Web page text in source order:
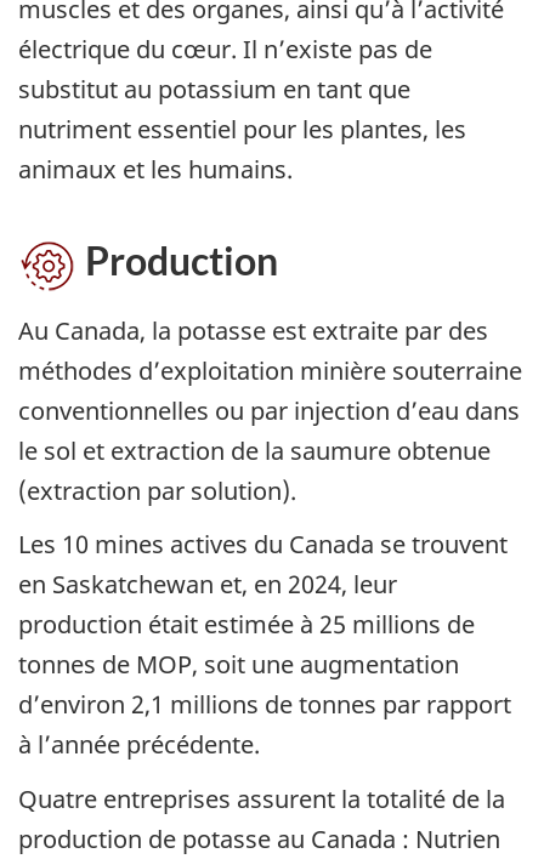
muscles et des organes, ainsi qu’à l’activité
électrique du cœur. Il n’existe pas de
substitut au potassium en tant que
nutriment essentiel pour les plantes, les
animaux et les humains.
Production
Au Canada, la potasse est extraite par des
méthodes d’exploitation minière souterraine
conventionnelles ou par injection d’eau dans
le sol et extraction de la saumure obtenue
(extraction par solution).
Les 10 mines actives du Canada se trouvent
en Saskatchewan et, en 2024, leur
production était estimée à 25 millions de
tonnes de MOP, soit une augmentation
d’environ 2,1 millions de tonnes par rapport
à l’année précédente.
Quatre entreprises assurent la totalité de la
production de potasse au Canada : Nutrien